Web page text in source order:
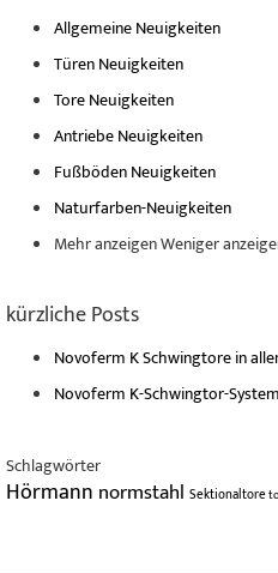
Allgemeine Neuigkeiten
Türen Neuigkeiten
Tore Neuigkeiten
Antriebe Neuigkeiten
Fußböden Neuigkeiten
Naturfarben-Neuigkeiten
Mehr anzeigenWeniger
kürzliche Posts
Novoferm K Schwingtore in
Novoferm K-Schwingtor-System
Schlagwörter
Hörmann normstahl Sektionaltore